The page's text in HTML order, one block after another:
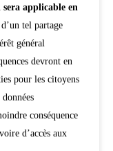
applicable en
tel partage
général
devront en
pour les citoyens
conséquence
d’accès aux